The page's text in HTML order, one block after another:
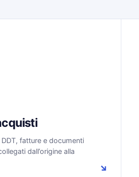
fatture e documenti
dall’origine alla
↘